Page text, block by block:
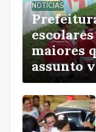
NOTÍCIAS
maiores
assunto